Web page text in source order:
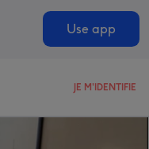
Use app
JE M'IDENTIFIE